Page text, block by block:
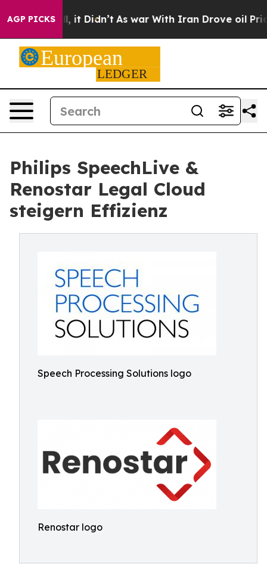
AGP PICKS
Well, it Didn’t As war With Iran Drove oil Prices
Philips SpeechLive &
Renostar Legal Cloud
steigern Effizienz
Speech Processing Solutions logo
Renostar logo